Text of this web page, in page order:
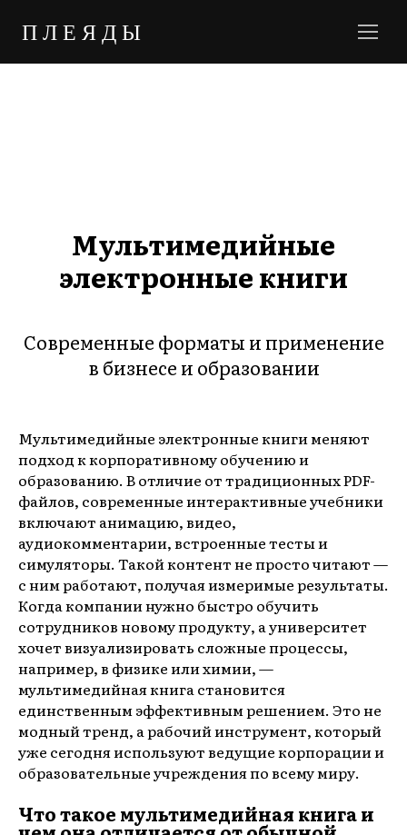
ПЛЕЯДЫ
Мультимедийные
электронные книги
Cовременные форматы и применение
в бизнесе и образовании
Мультимедийные электронные книги меняют
подход к корпоративному обучению и
образованию. В отличие от традиционных PDF-
файлов, современные интерактивные учебники
включают анимацию, видео,
аудиокомментарии, встроенные тесты и
симуляторы. Такой контент не просто читают —
с ним работают, получая измеримые результаты.
Когда компании нужно быстро обучить
сотрудников новому продукту, а университет
хочет визуализировать сложные процессы,
например, в физике или химии, —
мультимедийная книга становится
единственным эффективным решением. Это не
модный тренд, а рабочий инструмент, который
уже сегодня используют ведущие корпорации и
образовательные учреждения по всему миру.
Что такое мультимедийная книга и